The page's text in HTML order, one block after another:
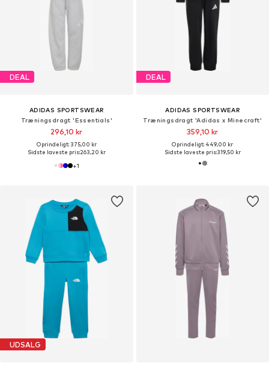
DEAL
ADIDAS SPORTSWEAR
Træningsdragt 'Essentials'
296,10 kr
Oprindeligt: 375,00 kr
Sidste laveste pris:263,20 kr
+1
DEAL
ADIDAS SPORTSWEAR
Træningsdragt 'Adidas x Minecraft'
359,10 kr
Oprindeligt: 449,00 kr
Sidste laveste pris:319,50 kr
UDSALG